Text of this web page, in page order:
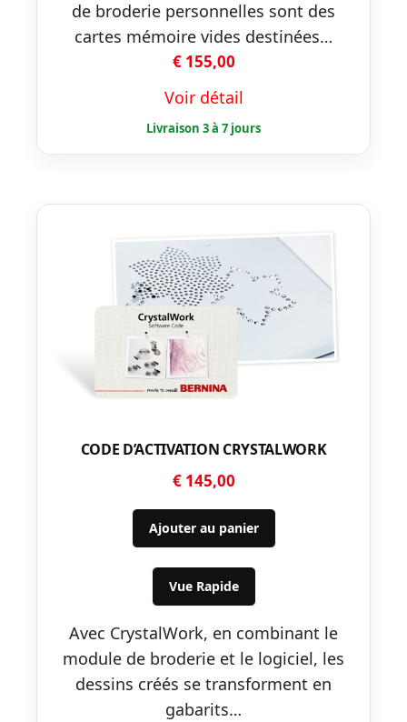
de broderie personnelles sont des
cartes mémoire vides destinées…
€155,00
Voir détail
CODE D’ACTIVATION CRYSTALWORK
€145,00
Ajouter au panier
Vue Rapide
Avec CrystalWork, en combinant le
module de broderie et le logiciel, les
dessins créés se transforment en
gabarits…